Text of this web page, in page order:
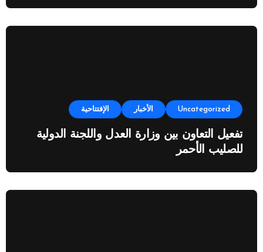
Uncategorized الأخبار الإفتتاحية
تفعيل التعاون بين وزارة العدل واللجنة الدولية
للصليب الأحمر